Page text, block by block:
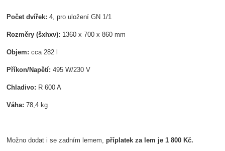
Počet dvířek:4, pro uložení GN 1/1
Rozměry (šxhxv): 1360 x 700 x 860 mm
Objem:cca 282 l
Příkon/Napětí: 495 W/230 V
Chladivo: R 600 A
Váha: 78,4 kg
Možno dodat i se zadním lemem,příplatek za lem je 1 800 Kč.